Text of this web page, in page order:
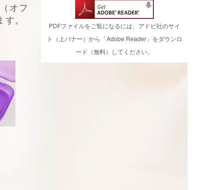
オフ
す。
PDFファイルをご覧になるには、アドビ社のサイ
ト（上バナー）から「Adobe Reader」をダウンロ
ード（無料）してください。